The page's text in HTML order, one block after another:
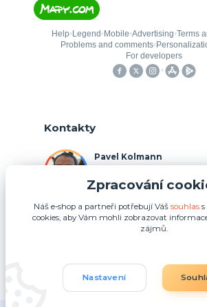
Kontakty
Pavel Kolmann
(Po-Ne, 8:00-17:00 hod.)
p.kolmann@coolplays.cz
Zpracování
Náš e-shop a partneři potřebují Váš souhlass
cookies, aby Vám mohli zobrazovat
zájmů.
Nastavení